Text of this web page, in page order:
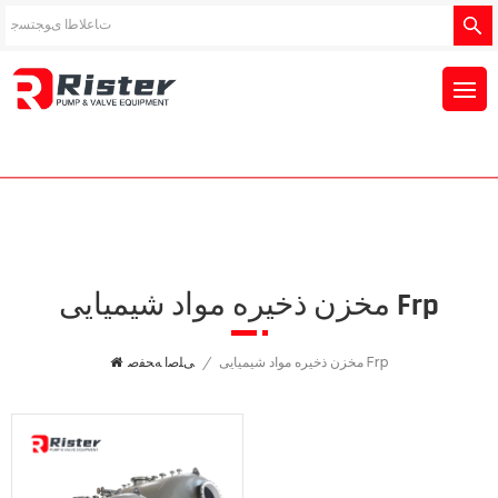
مخزن ذخیره مواد شیمیایی Frp
ﯽﻠﺻﺍ ﻪﺤﻔﺻ / مخزن ذخیره مواد شیمیایی Frp